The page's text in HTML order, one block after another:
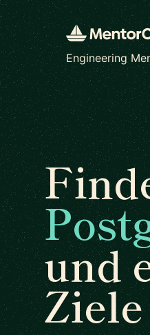
Engineering
und